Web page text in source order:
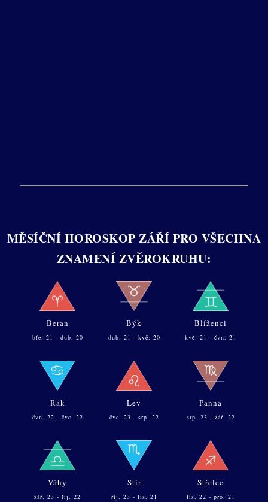
MĚSÍČNÍ HOROSKOP ZÁŘÍ PRO VŠECHNA
ZNAMENÍ ZVĚROKRUHU:
Beran
bře. 21 - dub. 20
Býk
dub. 21 - kvě. 20
Blíženci
kvě. 21 - čvn. 21
Rak
čvn. 22 - čvc. 22
Lev
čvc. 23 - srp. 22
Panna
srp. 23 - zář. 22
Váhy
zář. 23 - říj. 22
Štír
říj. 23 - lis. 21
Střelec
lis. 22 - pro. 21